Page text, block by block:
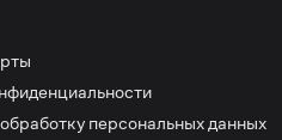
персональных данных